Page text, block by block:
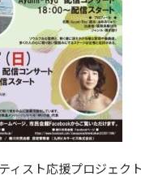
ィスト応援プロジェク